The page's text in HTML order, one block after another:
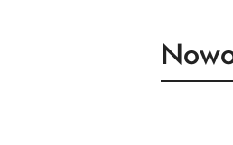
o